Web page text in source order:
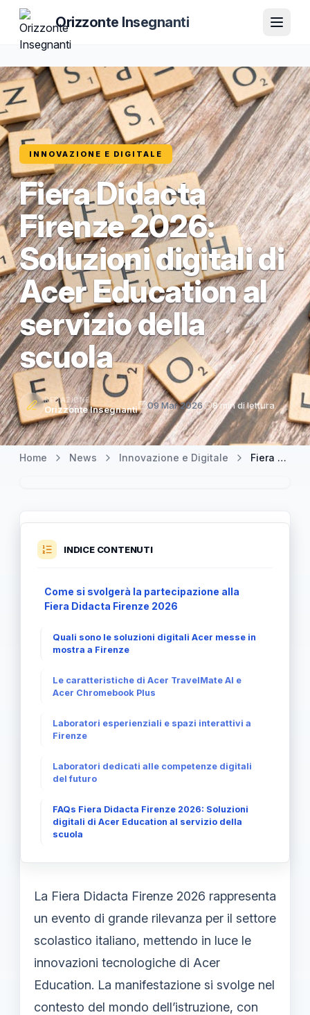
Orizzonte Insegnanti
INNOVAZIONE E DIGITALE
Fiera Didacta
Firenze 2026:
Soluzioni digitali di
Acer Education al
servizio della
scuola
REDAZIONE
Orizzonte Insegnanti 09 Mar 2026 8 min di lettura
Home News Innovazione e Digitale Fiera Didacta Firenze 2026: Soluzioni digitali di Acer Education al servizio della scuola
INDICE CONTENUTI
Come si svolgerà la partecipazione alla
Fiera Didacta Firenze 2026
Quali sono le soluzioni digitali Acer messe in
mostra a Firenze
Le caratteristiche di Acer TravelMate AI e
Acer Chromebook Plus
Laboratori esperienziali e spazi interattivi a
Firenze
Laboratori dedicati alle competenze digitali
del futuro
FAQs Fiera Didacta Firenze 2026: Soluzioni
digitali di Acer Education al servizio della
scuola
La Fiera Didacta Firenze 2026 rappresenta
un evento di grande rilevanza per il settore
scolastico italiano, mettendo in luce le
innovazioni tecnologiche di Acer
Education. La manifestazione si svolge nel
contesto del mondo dell’istruzione, con